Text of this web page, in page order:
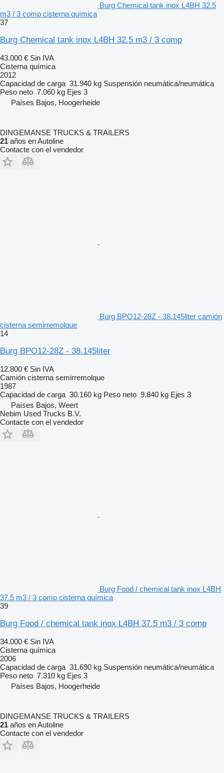
Burg Chemical tank inox L4BH 32.5
m3 / 3 comp cisterna química
37
Burg Chemical tank inox L4BH 32.5 m3 / 3 comp
43.000 € Sin IVA
Cisterna química
2012
Capacidad de carga 31.940 kg Suspensión neumática/neumática
Peso neto 7.060 kg Ejes 3
Países Bajos, Hoogerheide
DINGEMANSE TRUCKS & TRAILERS
21 años en Autoline
Contacte con el vendedor
Burg BPO12-28Z - 38.145liter camión
cisterna semirremolque
14
Burg BPO12-28Z - 38.145liter
12.800 € Sin IVA
Camión cisterna semirremolque
1987
Capacidad de carga 30.160 kg Peso neto 9.840 kg Ejes 3
Países Bajos, Weert
Nebim Used Trucks B.V.
Contacte con el vendedor
Burg Food / chemical tank inox L4BH
37.5 m3 / 3 comp cisterna química
39
Burg Food / chemical tank inox L4BH 37.5 m3 / 3 comp
34.000 € Sin IVA
Cisterna química
2006
Capacidad de carga 31.690 kg Suspensión neumática/neumática
Peso neto 7.310 kg Ejes 3
Países Bajos, Hoogerheide
DINGEMANSE TRUCKS & TRAILERS
21 años en Autoline
Contacte con el vendedor